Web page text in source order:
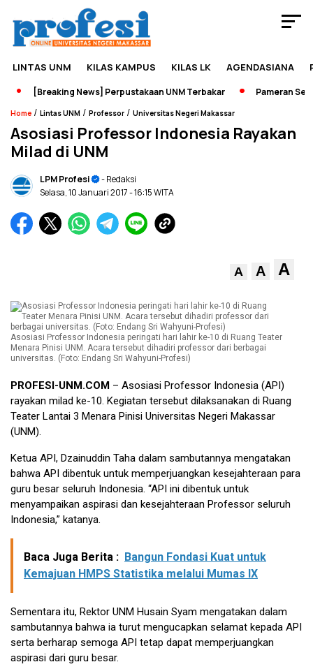
LINTAS UNM KILAS KAMPUS KILAS LK AGENDASIANA
[Breaking News] Perpustakaan UNM Terbakar Pameran
Home / Lintas UNM / Professor / Universitas Negeri Makassar
Asosiasi Professor Indonesia Rayakan
Milad di UNM
LPM Profesi
- Redaksi
Selasa, 10 Januari 2017- 16:15 WITA
A A A
Asosiasi Professor Indonesia peringati hari lahir ke-10 di Ruang Teater
Menara Pinisi UNM. Acara tersebut dihadiri professor dari berbagai
universitas. (Foto: Endang Sri Wahyuni-Profesi)
PROFESI-UNM.COM – Asosiasi Professor Indonesia (API)
rayakan milad ke-10. Kegiatan tersebut dilaksanakan di Ruang
Teater Lantai 3 Menara Pinisi Universitas Negeri Makassar
(UNM).
Ketua API, Dzainuddin Taha dalam sambutannya mengatakan
bahwa API dibentuk untuk memperjuangkan kesejahteraan para
guru besar seluruh Indonesia. “API ini dibentuk untuk
menyampaikan aspirasi dan kesejahteraan Professor seluruh
Indonesia,” katanya.
Baca Juga Berita : Bangun Fondasi Kuat untuk
Kemajuan HMPS Statistika melalui Mumas IX
Sementara itu, Rektor UNM Husain Syam mengatakan dalam
sambutannya bahwa ia turut mengucapkan selamat kepada API
serta berharap semoga API tetap dapat memperjuangkan
aspirasi dari guru besar.